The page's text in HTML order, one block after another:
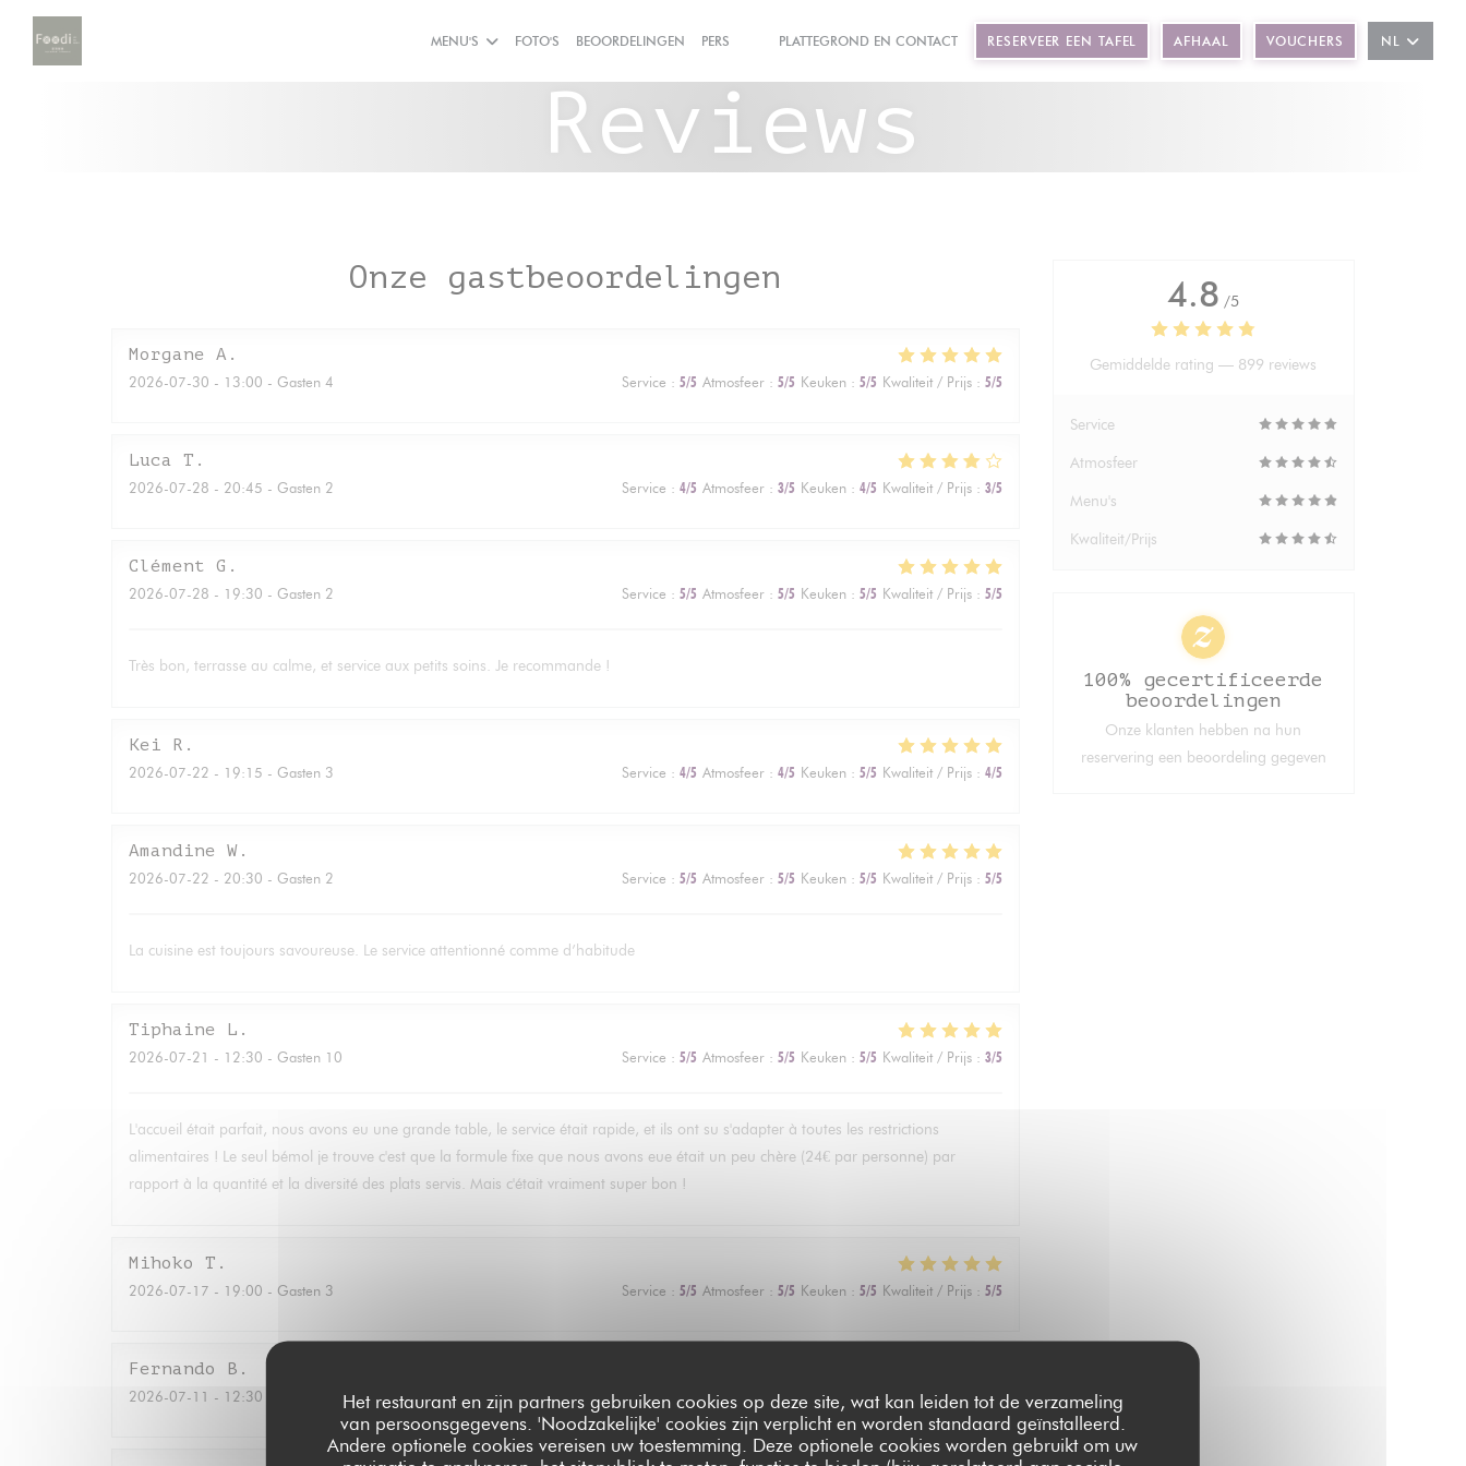
Cookies beheer paneel
Het restaurant en zijn partners gebruiken cookies op deze site, wat kan leiden tot de verzameling
van persoonsgegevens. 'Noodzakelijke' cookies zijn verplicht en worden standaard geïnstalleerd.
Andere optionele cookies vereisen uw toestemming. Deze optionele cookies worden gebruikt om uw
MENU'S FOTO'S BEOORDELINGEN PERS
((OPENT IN EEN NIEUW VENSTER))
((OPENT IN EEN NIEUW VENSTER))
PLATTEGROND EN CONTACT RESERVEER EEN TAFEL AFHAAL VOUCHERS NL
Reviews
Onze gastbeoordelingen
Morgane A
2026-07-30 - 13:00 - Gasten 4 Service : 5/5 Atmosfeer: 5/5 Keuken: 5/5 Kwaliteit / Prijs: 5/5
Luca T
2026-07-28 - 20:45 - Gasten 2 Service : 4/5 Atmosfeer: 3/5 Keuken: 4/5 Kwaliteit / Prijs: 3/5
Clément G
2026-07-28 - 19:30 - Gasten 2 Service : 5/5 Atmosfeer: 5/5 Keuken: 5/5 Kwaliteit / Prijs: 5/5
Très bon, terrasse au calme, et service aux petits soins. Je recommande !
Kei R
2026-07-22 - 19:15 - Gasten 3 Service : 4/5 Atmosfeer: 4/5 Keuken: 5/5 Kwaliteit / Prijs: 4/5
Amandine W
2026-07-22 - 20:30 - Gasten 2 Service : 5/5 Atmosfeer: 5/5 Keuken: 5/5 Kwaliteit / Prijs: 5/5
La cuisine est toujours savoureuse. Le service attentionné comme d’habitude
Tiphaine L
2026-07-21 - 12:30 - Gasten 10 Service : 5/5 Atmosfeer: 5/5 Keuken: 5/5 Kwaliteit / Prijs: 3/5
L'accueil était parfait, nous avons eu une grande table, le service était rapide, et ils ont su s'adapter à toutes les restrictions
alimentaires ! Le seul bémol je trouve c'est que la formule fixe que nous avons eue était un peu chère (24€ par personne) par
rapport à la quantité et la diversité des plats servis. Mais c'était vraiment super bon !
Mihoko T
2026-07-17 - 19:00 - Gasten 3 Service : 5/5 Atmosfeer: 5/5 Keuken : 5/5 Kwaliteit / Prijs: 5/5
Fernando B
2026-07-11 - 12:30 - Gasten 2 Service: 4/5 Atmosfeer : 5/5 Keuken : 5/5 Kwaliteit / Prijs : 5/5
4.8 /5
Gemiddelde rating — 899 reviews
Service
Atmosfeer
Menu's
Kwaliteit/Prijs
100% gecertificeerde
beoordelingen
Onze klanten hebben na hun
reservering een beoordeling gegeven